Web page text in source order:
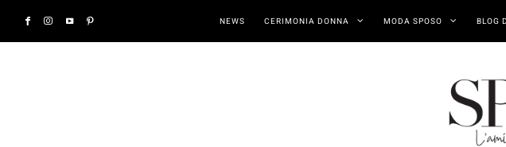
NEWS CERIMONIA DONNA MODA SPOSO BLOG